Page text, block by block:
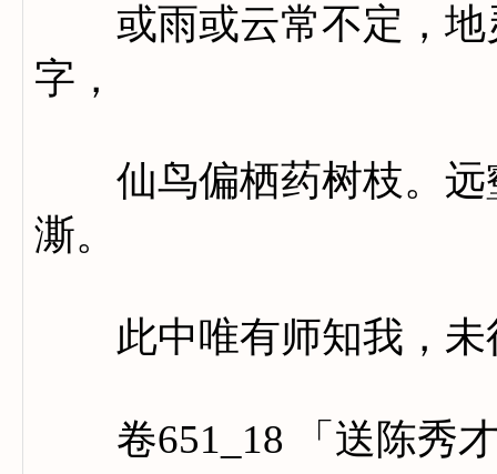
或雨或云常不定，地
字，
仙鸟偏栖药树枝。远
澌。
此中唯有师知我，未
卷651_18 「送陈秀才